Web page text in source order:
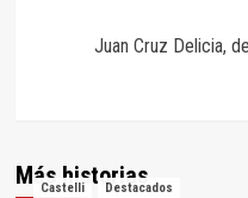
Juan Cruz Delicia,
Más historias
Castelli Destacados